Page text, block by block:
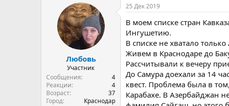
т
а
н
а
ч
а
л
а
Любовь
Участник
Сообщения
4
Реакции
4
Возраст
37
Город
Краснодар
25 Дек 2019
В моем списке стран
Ингушетию.
В списке не хватало
Живем в Краснодаре до
Рассчитывали к вечеру
До Самура доехали за 14
квест. Проблема была в
Карабахе. В Азербайджан